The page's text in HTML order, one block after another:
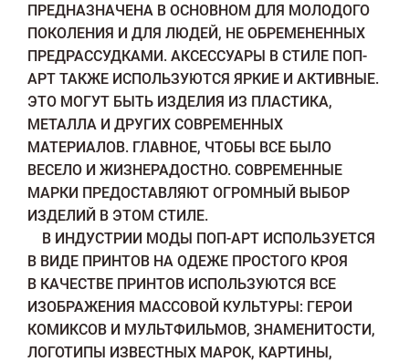
ПРЕДНАЗНАЧЕНА В ОСНОВНОМ ДЛЯ МОЛОДОГО
ПОКОЛЕНИЯ И ДЛЯ ЛЮДЕЙ, НЕ ОБРЕМЕНЕННЫХ
ПРЕДРАССУДКАМИ. АКСЕССУАРЫ В СТИЛЕ ПОП-
АРТ ТАКЖЕ ИСПОЛЬЗУЮТСЯ ЯРКИЕ И АКТИВНЫЕ.
ЭТО МОГУТ БЫТЬ ИЗДЕЛИЯ ИЗ ПЛАСТИКА,
МЕТАЛЛА И ДРУГИХ СОВРЕМЕННЫХ
МАТЕРИАЛОВ. ГЛАВНОЕ, ЧТОБЫ ВСЕ БЫЛО
ВЕСЕЛО И ЖИЗНЕРАДОСТНО. СОВРЕМЕННЫЕ
МАРКИ ПРЕДОСТАВЛЯЮТ ОГРОМНЫЙ ВЫБОР
ИЗДЕЛИЙ В ЭТОМ СТИЛЕ.
В ИНДУСТРИИ МОДЫ ПОП-АРТ ИСПОЛЬЗУЕТСЯ
В ВИДЕ ПРИНТОВ НА ОДЕЖЕ ПРОСТОГО КРОЯ
В КАЧЕСТВЕ ПРИНТОВ ИСПОЛЬЗУЮТСЯ ВСЕ
ИЗОБРАЖЕНИЯ МАССОВОЙ КУЛЬТУРЫ: ГЕРОИ
КОМИКСОВ И МУЛЬТФИЛЬМОВ, ЗНАМЕНИТОСТИ,
ЛОГОТИПЫ ИЗВЕСТНЫХ МАРОК, КАРТИНЫ,